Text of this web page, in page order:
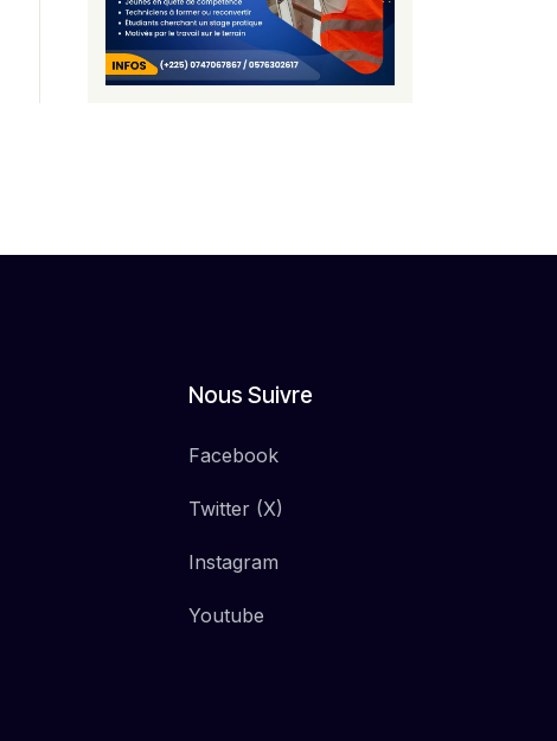
Nous Suivre
Facebook
Twitter (X)
Instagram
Youtube